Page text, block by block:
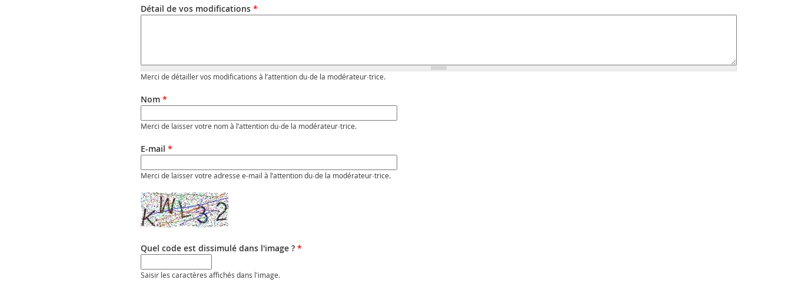
Détail de vos modifications *
Merci de détailler vos modifications à l’attention du·de la modérateur·trice.
Nom *
Merci de laisser votre nom à l’attention du·de la modérateur·trice.
E-mail *
Merci de laisser votre adresse e-mail à l’attention du·de la modérateur·trice.
Quel code est dissimulé dans l'image ? *
Saisir les caractères affichés dans l'image.